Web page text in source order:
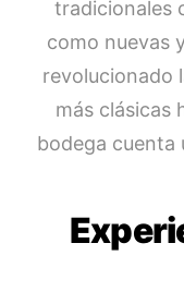
tradicionales
como nuevas
revolucionado
más clásicas
bodega cuenta